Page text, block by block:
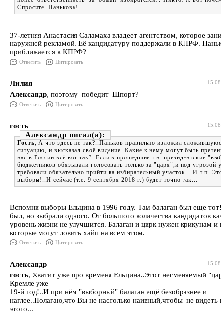
Спросите Панькова!
37-летняя Анастасия Саламаха владеет агентством, которое
наружной рекламой. Её кандидатуру поддержали в КПРФ.
приближается к КПРФ?
Ответить Цитировать
Лилия
Александр, поэтому победит Шпорт?
Ответить Цитировать
гость
Александр
Гость, А что здесь не так?..Паньков правильно изложил
ситуацию, и высказал своё видение..Какие к нему могут быть
нас в России всё вот так?..Если в прошедшие т.н. президентские
бюджетников обязывали голосовать только за "царя",и под угрозой
требовали обязательно прийти на избирательный участок... И
выборы!..И сейчас (т.е. 9 сентября 2018 г.) будет точно так...
Вспомни выборы Ельцина в 1996 году. Там балаган был еще
был, но выбрали одного. От большого количества кандидатов
уровень жизни не улучшится. Балаган и цирк нужен крикунам и
которые могут ловить хайп на всем этом.
Ответить Цитировать
Александр
гость, Хватит уже про времена Ельцина..Этот несменяемый
Кремле уже
19-й год!..И при нём "выборный" балаган ещё безобразнее и
наглее..Полагаю,что Вы не настолько наивный,чтобы не видеть
этого...